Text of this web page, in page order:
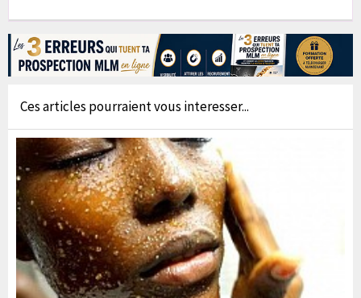
Ces articles pourraient vous interesser...